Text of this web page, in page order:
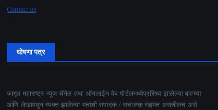
Contact us
घोषणा पत्र
जागृत महाराष्ट्र न्यूज चॅनेल तथा ऑनलाईन वेब पोर्टलमध्येप्रसिध्द झालेल्या बातम्या
आणि लेखामधुन व्यक्त झालेल्या मतांशी संपादक / संचालक सहमत असतीलच असे